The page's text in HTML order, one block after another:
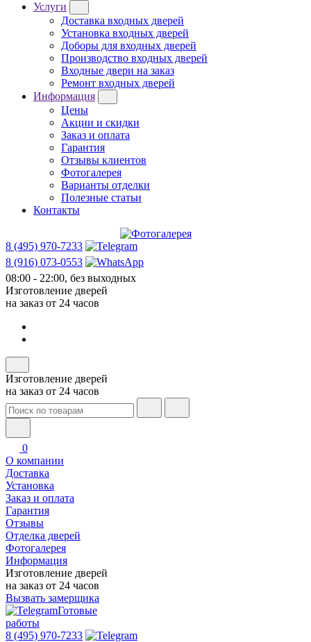
Услуги
Доставка входных дверей
Установка входных дверей
Доборы для входных дверей
Производство входных дверей
Входные двери на заказ
Ремонт входных дверей
Информация
Цены
Акции и скидки
Заказ и оплата
Гарантия
Отзывы клиентов
Фотогалерея
Варианты отделки
Полезные статьи
Контакты
8 (495) 970-7233
8 (916) 073-0553
08:00 - 22:00, без выходных
Изготовление дверей
на заказ от 24 часов
Изготовление дверей
на заказ от 24 часов
0
О компании
Доставка
Установка
Заказ и оплата
Гарантия
Отзывы
Отделка дверей
Фотогалерея
Информация
Изготовление дверей
на заказ от 24 часов
Вызвать замерщика
Готовые
работы
8 (495) 970-7233